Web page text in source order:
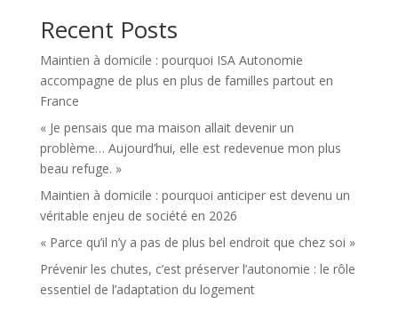
Recent Posts
Maintien à domicile : pourquoi ISA Autonomie
accompagne de plus en plus de familles partout en
France
« Je pensais que ma maison allait devenir un
problème… Aujourd’hui, elle est redevenue mon plus
beau refuge. »
Maintien à domicile : pourquoi anticiper est devenu un
véritable enjeu de société en 2026
« Parce qu’il n’y a pas de plus bel endroit que chez soi »
Prévenir les chutes, c’est préserver l’autonomie : le rôle
essentiel de l’adaptation du logement